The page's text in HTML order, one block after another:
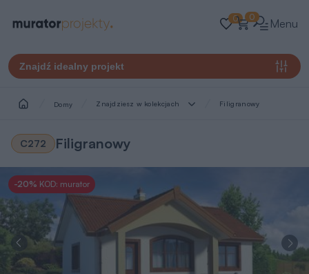
0 0 Menu
Znajdź idealny projekt
Domy Znajdziesz w kolekcjach Filigranowy
C272 Filigranowy
-20% KOD: murator